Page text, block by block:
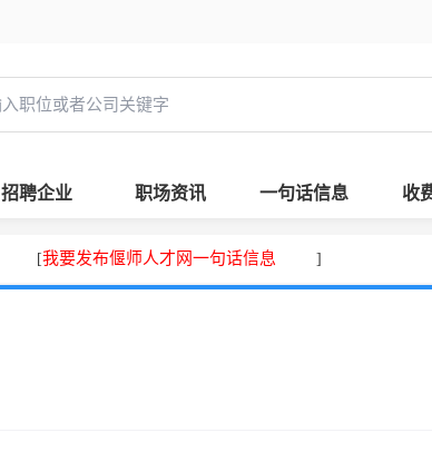
招聘企业 职场资讯 一句话信息 收
[我要发布偃师人才网一句话信息 ]